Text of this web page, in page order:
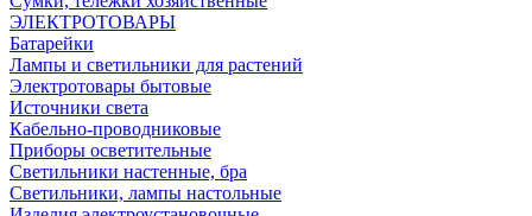
ЭЛЕКТРОТОВАРЫ
Батарейки
Лампы и светильники для растений
Электротовары бытовые
Источники света
Кабельно-проводниковые
Приборы осветительные
Светильники настенные, бра
Светильники, лампы настольные